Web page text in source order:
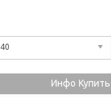
40
Инфо Купить